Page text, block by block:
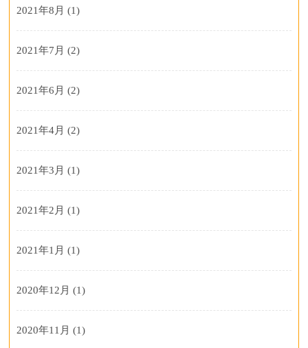
2021年8月 (1)
2021年7月 (2)
2021年6月 (2)
2021年4月 (2)
2021年3月 (1)
2021年2月 (1)
2021年1月 (1)
2020年12月 (1)
2020年11月 (1)